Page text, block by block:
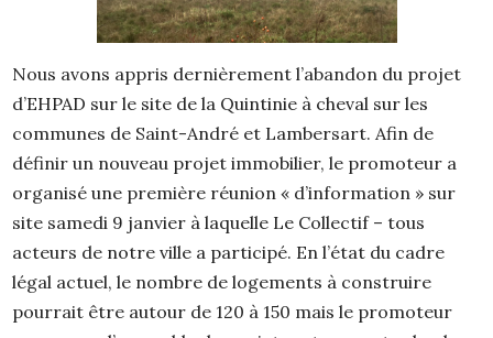
Nous avons appris dernièrement l’abandon du projet
d’EHPAD sur le site de la Quintinie à cheval sur les
communes de Saint-André et Lambersart. Afin de
définir un nouveau projet immobilier, le promoteur a
organisé une première réunion « d’information » sur
site samedi 9 janvier à laquelle Le Collectif – tous
acteurs de notre ville a participé. En l’état du cadre
légal actuel, le nombre de logements à construire
pourrait être autour de 120 à 150 mais le promoteur